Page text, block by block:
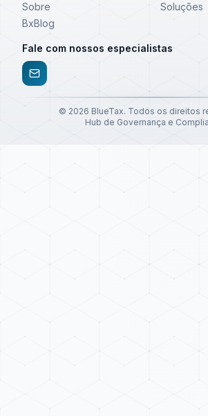
Sobre
Soluções
BxBlog
Fale com nossos especialistas
© 2026 BlueTax. Todos os direitos
Hub de Governança e